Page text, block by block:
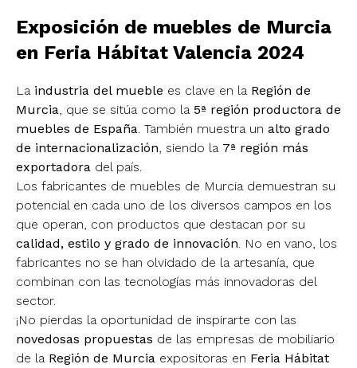
Exposición de muebles de Murcia
en Feria Hábitat Valencia 2024
La industria del mueble es clave en la Región de
Murcia, que se sitúa como la 5ª región productora de
muebles de España. También muestra un alto grado
de internacionalización, siendo la 7ª región más
exportadora del país.
Los fabricantes de muebles de Murcia demuestran su
potencial en cada uno de los diversos campos en los
que operan, con productos que destacan por su
calidad, estilo y grado de innovación. No en vano, los
fabricantes no se han olvidado de la artesanía, que
combinan con las tecnologías más innovadoras del
sector.
¡No pierdas la oportunidad de inspirarte con las
novedosas propuestas de las empresas de mobiliario
de la Región de Murcia expositoras en Feria Hábitat